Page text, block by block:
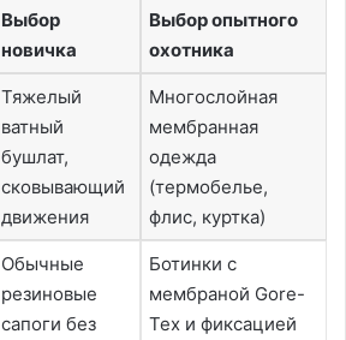
Выбор
новичка
Выбор опытного
охотника
Тяжелый
ватный
бушлат,
сковывающий
движения
Многослойная
мембранная
одежда
(термобелье,
флис, куртка)
Обычные
резиновые
сапоги без
Ботинки с
мембраной Gore-
Tex и фиксацией